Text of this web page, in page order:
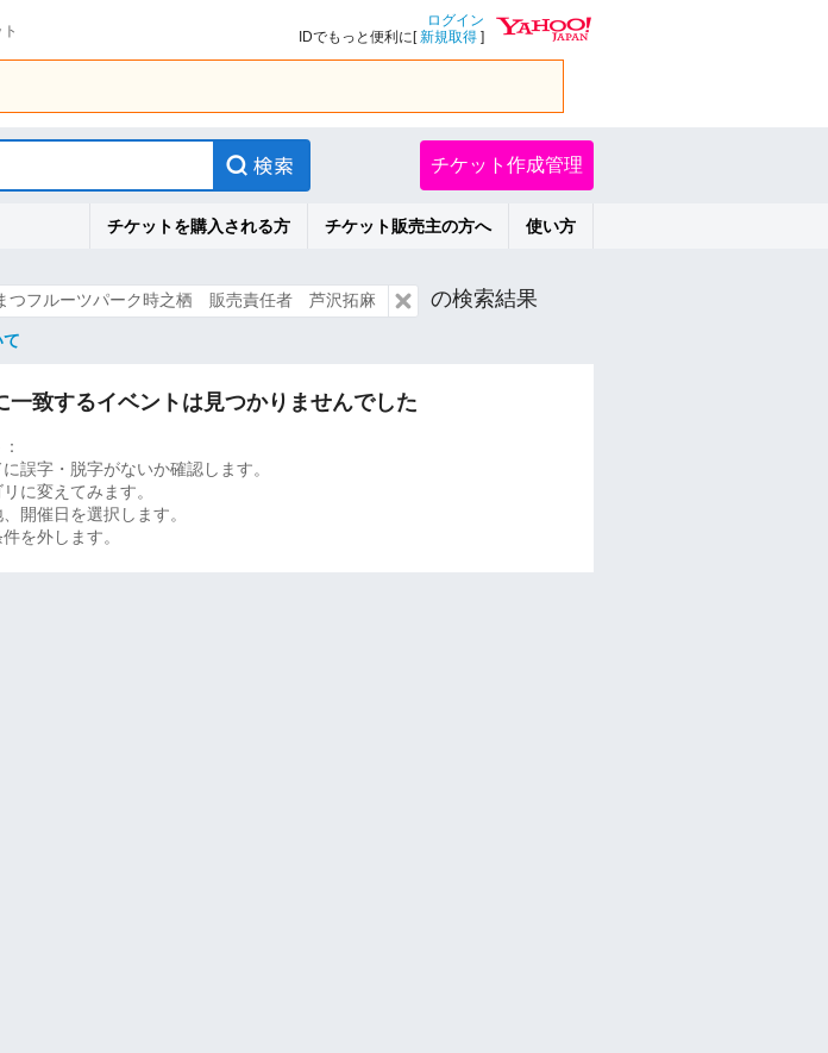
ログイン
IDでもっと便利に[新規取得 ]
チケット作成管理
チケットを購入される方 チケット販売主の方へ 使い方
つフルーツパーク時之栖 販売責任者 芦沢拓麻 の検索結果
一致するイベントは見つかりませんでした
に誤字・脱字がないか確認します。
に変えてみます。
開催日を選択します。
を外します。